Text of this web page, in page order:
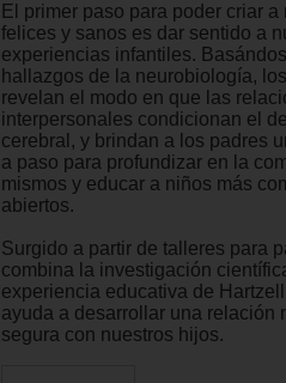
El primer paso para poder criar a
felices y sanos es dar sentido a
experiencias infantiles.
hallazgos de la neurobiología,
revelan el modo en que las
interpersonales condicionan el
cerebral, y brindan a los padres
a paso para profundizar en la
mismos y educar a niños más
abiertos.
Surgido a partir de talleres para
combina la investigación
experiencia educativa de
ayuda a desarrollar una relación
segura con nuestros hijos.